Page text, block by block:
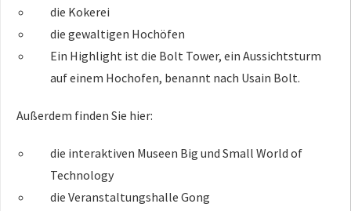
die Kokerei
die gewaltigen Hochöfen
Ein Highlight ist die Bolt Tower, ein Aussichtsturm
auf einem Hochofen, benannt nach Usain Bolt.
Außerdem finden Sie hier:
die interaktiven Museen Big und Small World of
Technology
die Veranstaltungshalle Gong